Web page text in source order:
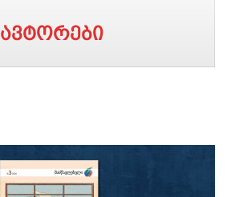
ავტორები